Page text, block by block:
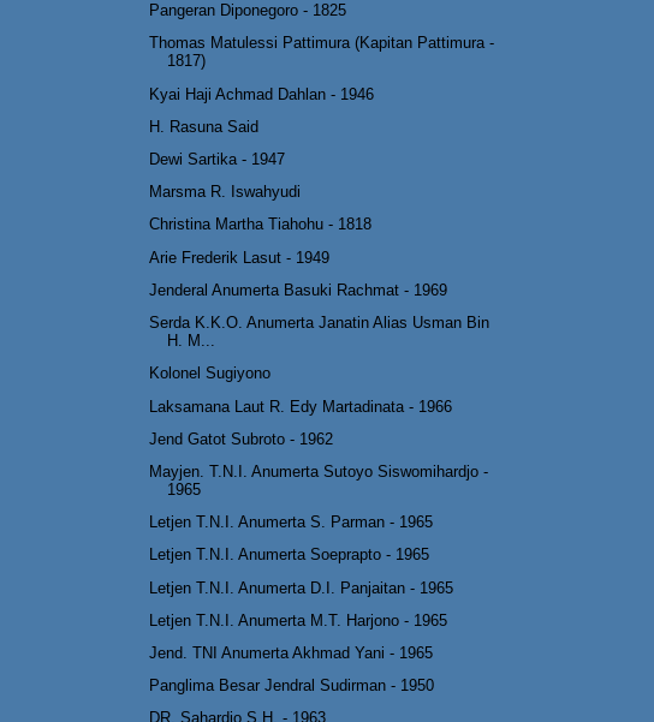
Pangeran Diponegoro - 1825
Thomas Matulessi Pattimura (Kapitan Pattimura -
1817)
Kyai Haji Achmad Dahlan - 1946
H. Rasuna Said
Dewi Sartika - 1947
Marsma R. Iswahyudi
Christina Martha Tiahohu - 1818
Arie Frederik Lasut - 1949
Jenderal Anumerta Basuki Rachmat - 1969
Serda K.K.O. Anumerta Janatin Alias Usman Bin
H. M...
Kolonel Sugiyono
Laksamana Laut R. Edy Martadinata - 1966
Jend Gatot Subroto - 1962
Mayjen. T.N.I. Anumerta Sutoyo Siswomihardjo -
1965
Letjen T.N.I. Anumerta S. Parman - 1965
Letjen T.N.I. Anumerta Soeprapto - 1965
Letjen T.N.I. Anumerta D.I. Panjaitan - 1965
Letjen T.N.I. Anumerta M.T. Harjono - 1965
Jend. TNI Anumerta Akhmad Yani - 1965
Panglima Besar Jendral Sudirman - 1950
DR. Sahardjo S.H. - 1963